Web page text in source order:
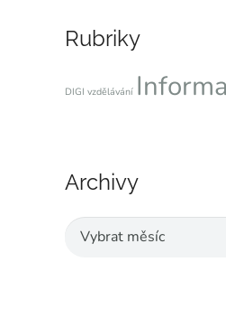
Rubriky
DIGI vzdělávání
Archivy
Archivy